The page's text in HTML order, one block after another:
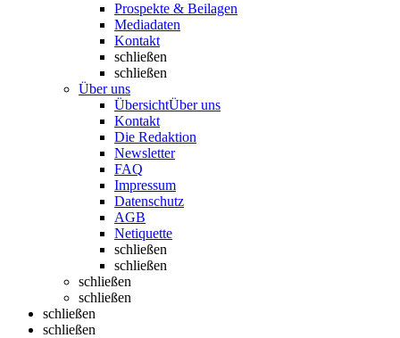
Prospekte & Beilagen
Mediadaten
Kontakt
schließen
schließen
Über uns
ÜbersichtÜber uns
Kontakt
Die Redaktion
Newsletter
FAQ
Impressum
Datenschutz
AGB
Netiquette
schließen
schließen
schließen
schließen
schließen
schließen